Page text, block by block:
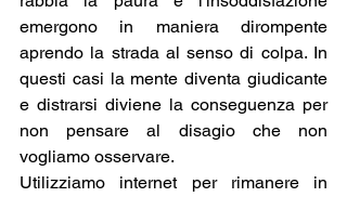
emergono in maniera dirompente
aprendo la strada al senso di colpa. In
questi casi la mente diventa giudicante
e distrarsi diviene la conseguenza per
non pensare al disagio che non
vogliamo osservare.
Utilizziamo internet per rimanere in